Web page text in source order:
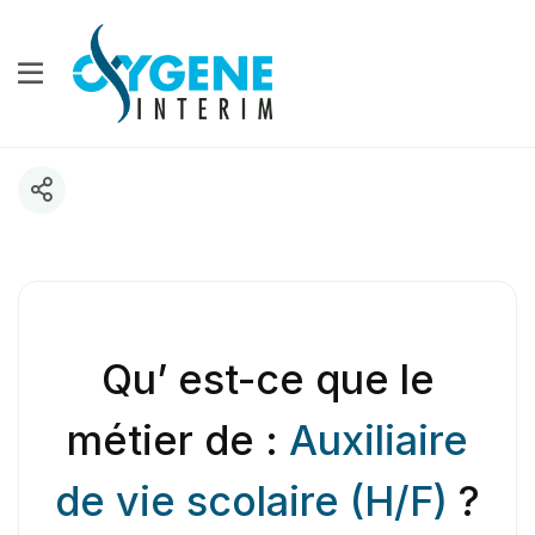
Qu’ est-ce que le
métier de : Auxiliaire
de vie scolaire (H/F) ?